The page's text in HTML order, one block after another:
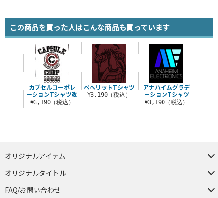
この商品を買った人はこんな商品も買っています
ベヘリットTシャツ
¥3,190（税込）
アナハイムグラデ
ーションTシャツ
¥3,190（税込）
カプセルコーポレ
ーションTシャツ改
¥3,190（税込）
オリジナルアイテム
つままれ
つかまれ
ピョコッテ
オリジナルタイトル
アイテムヤ
ミスカトニック大學購買部
FAQ/お問い合わせ